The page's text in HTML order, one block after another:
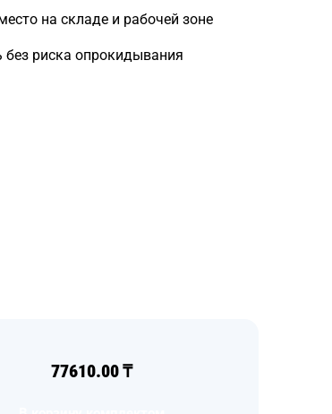
на складе и рабочей зоне
без риска опрокидывания
77610.00₸